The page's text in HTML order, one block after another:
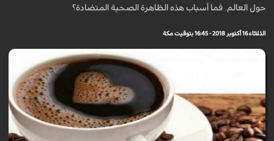
حول العالم. فما أسباب هذه الظاهرة الصحية المتضادة؟
الثلاثاء 16 أكتوبر 2018 - 16:45 بتوقيت مكة